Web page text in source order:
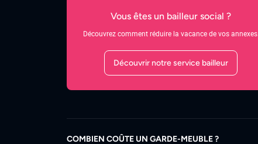
Vous êtes un bailleur social ?
Découvrez comment réduire la vacance de vos annexes.
Découvrir notre service bailleur
COMBIEN COÛTE UN GARDE-MEUBLE ?